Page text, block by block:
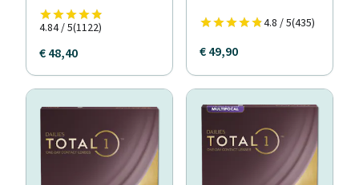
4.84 / 5(1122)
€ 48,40
4.8 / 5(435)
€ 49,90